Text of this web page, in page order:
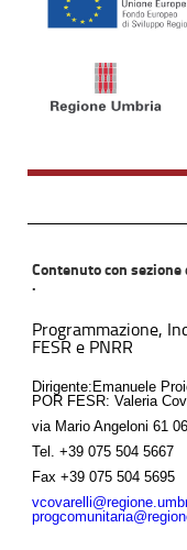
Contenuto con
.
Programmazione,
FESR e PNRR
Dirigente:Emanuele
POR FESR: Valeria
via Mario Angeloni 61
Tel.
+39 075 504 5667
Fax +39 075 504 5695